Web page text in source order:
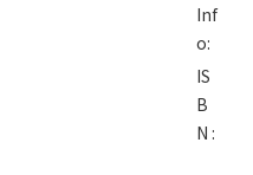
Inf
o:
IS
B
N :